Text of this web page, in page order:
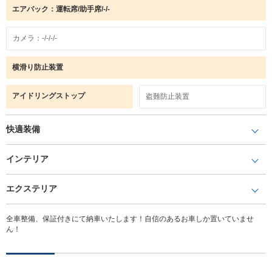
エアバック：運転席/助手席/-/-
カメラ：-/-/-/-
横滑り防止装置
アイドリングストップ 盗難防止装置
快適装備
インテリア
エクステリア
全車整備、保証付きにて納車いたします！自信のあるお車しか置いていませ
ん！